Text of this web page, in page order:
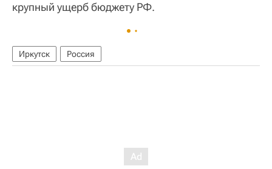
крупный ущерб бюджету РФ.
Иркутск Россия